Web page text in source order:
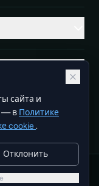
в Беларуси. Все
сайта и
— в Политике
cookie.
Отклонить